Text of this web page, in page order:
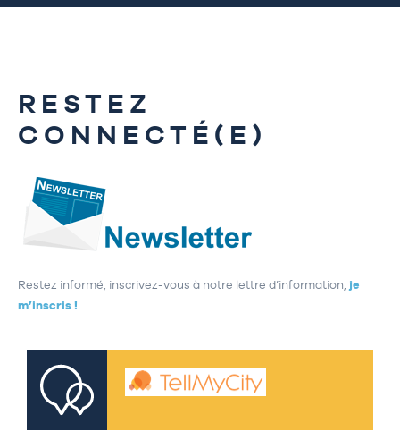
RESTEZ
CONNECTÉ(E)
Restez informé, inscrivez-vous à notre lettre d’information, je
m’inscris !